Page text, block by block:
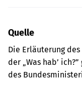
Quelle
Die Erläuterung
der „Was hab’
des